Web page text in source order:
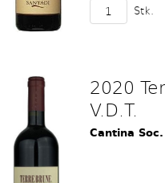
Stk.
2020
V.D.T.
Cantina